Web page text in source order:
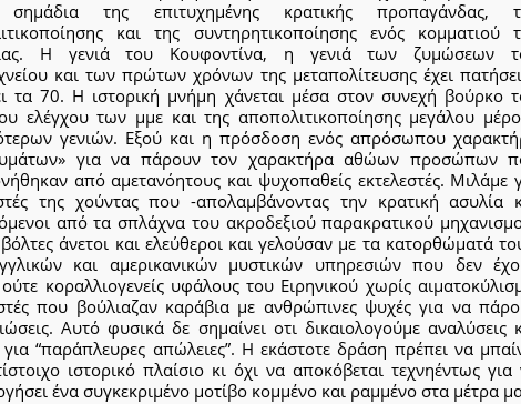
σημάδια της επιτυχημένης κρατικής προπαγάνδας,
και της συντηρητικοποίησης ενός κομματιού
Η γενιά του Κουφοντίνα, η γενιά των ζυμώσεων
και των πρώτων χρόνων της μεταπολίτευσης έχει
τα 70. Η ιστορική μνήμη χάνεται μέσα στον συνεχή βούρκο
ελέγχου των μμε και της αποπολιτικοποίησης μεγάλου
γενιών. Εξού και η πρόσδοση ενός απρόσωπου
για να πάρουν τον χαρακτήρα αθώων προσώπων
από αμετανόητους και ψυχοπαθείς εκτελεστές. Μιλάμε
της χούντας που -απολαμβάνοντας την κρατική ασυλία
από τα σπλάχνα του ακροδεξιού παρακρατικού
άνετοι και ελεύθεροι και γελούσαν με τα κατορθώματά
και αμερικανικών μυστικών υπηρεσιών που δεν
κοραλλιογενείς υφάλους του Ειρηνικού χωρίς
που βούλιαζαν καράβια με ανθρώπινες ψυχές για να
Αυτό φυσικά δε σημαίνει οτι δικαιολογούμε αναλύσεις
για “παράπλευρες απώλειες”. Η εκάστοτε δράση πρέπει να
ιστορικό πλαίσιο κι όχι να αποκόβεται τεχνηέντως για
ένα συγκεκριμένο μοτίβο κομμένο και ραμμένο στα μέτρα